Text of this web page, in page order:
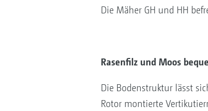
Die Mäher GH und HH
Rasenfilz und Moos
Die Bodenstruktur lässt
Rotor montierte